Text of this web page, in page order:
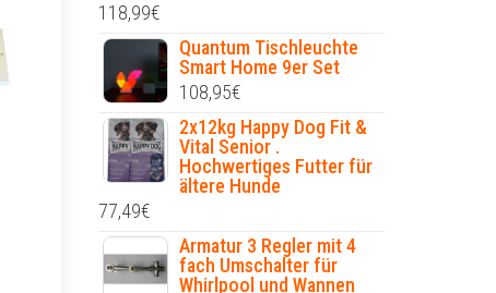
118,99€
Quantum Tischleuchte
Smart Home 9er Set
108,95€
2x12kg Happy Dog Fit &
Vital Senior .
Hochwertiges Futter für
ältere Hunde
77,49€
Armatur 3 Regler mit 4
fach Umschalter für
Whirlpool und Wannen